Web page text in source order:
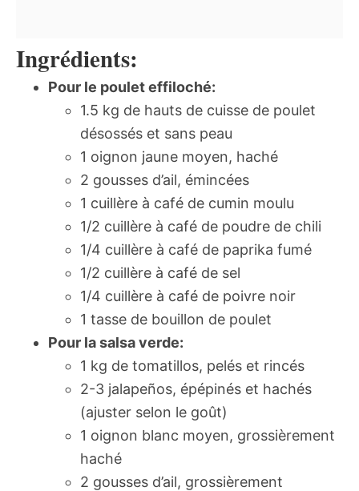
Ingrédients:
Pour le poulet effiloché:
1.5 kg de hauts de cuisse de poulet
désossés et sans peau
1 oignon jaune moyen, haché
2 gousses d’ail, émincées
1 cuillère à café de cumin moulu
1/2 cuillère à café de poudre de chili
1/4 cuillère à café de paprika fumé
1/2 cuillère à café de sel
1/4 cuillère à café de poivre noir
1 tasse de bouillon de poulet
Pour la salsa verde:
1 kg de tomatillos, pelés et rincés
2-3 jalapeños, épépinés et hachés
(ajuster selon le goût)
1 oignon blanc moyen, grossièrement
haché
2 gousses d’ail, grossièrement